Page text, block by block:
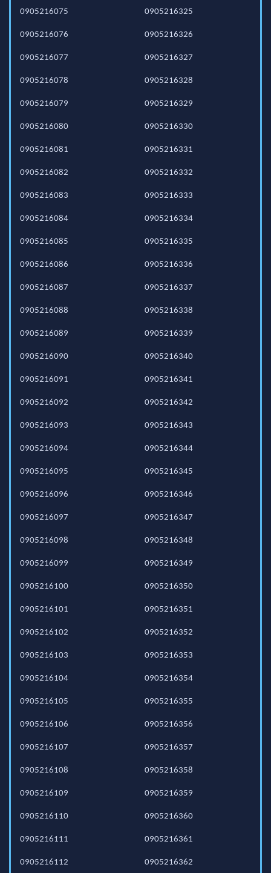
0905216075
0905216076
0905216077
0905216078
0905216079
0905216080
0905216081
0905216082
0905216083
0905216084
0905216085
0905216086
0905216087
0905216088
0905216089
0905216090
0905216091
0905216092
0905216093
0905216094
0905216095
0905216096
0905216097
0905216098
0905216099
0905216100
0905216101
0905216102
0905216103
0905216104
0905216105
0905216106
0905216107
0905216108
0905216109
0905216110
0905216111
0905216112
0905216325
0905216326
0905216327
0905216328
0905216329
0905216330
0905216331
0905216332
0905216333
0905216334
0905216335
0905216336
0905216337
0905216338
0905216339
0905216340
0905216341
0905216342
0905216343
0905216344
0905216345
0905216346
0905216347
0905216348
0905216349
0905216350
0905216351
0905216352
0905216353
0905216354
0905216355
0905216356
0905216357
0905216358
0905216359
0905216360
0905216361
0905216362